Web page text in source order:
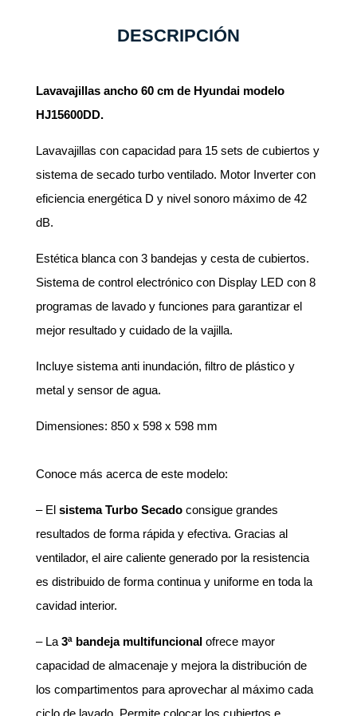
DESCRIPCIÓN
Lavavajillas ancho 60 cm de Hyundai modelo
HJ15600DD.
Lavavajillas con capacidad para 15 sets de cubiertos y
sistema de secado turbo ventilado. Motor Inverter con
eficiencia energética D y nivel sonoro máximo de 42
dB.
Estética blanca con 3 bandejas y cesta de cubiertos.
Sistema de control electrónico con Display LED con 8
programas de lavado y funciones para garantizar el
mejor resultado y cuidado de la vajilla.
Incluye sistema anti inundación, filtro de plástico y
metal y sensor de agua.
Dimensiones: 850 x 598 x 598 mm
Conoce más acerca de este modelo:
– El sistema Turbo Secadoconsigue grandes
resultados de forma rápida y efectiva. Gracias al
ventilador, el aire caliente generado por la resistencia
es distribuido de forma continua y uniforme en toda la
cavidad interior.
– La 3ª bandeja multifuncionalofrece mayor
capacidad de almacenaje y mejora la distribución de
los compartimentos para aprovechar al máximo cada
ciclo de lavado. Permite colocar los cubiertos e